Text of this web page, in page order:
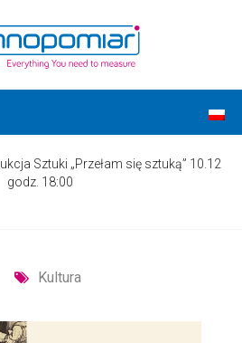
Sztuki „Przełam się sztuką” 10.12
godz. 18:00
Kultura